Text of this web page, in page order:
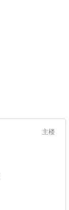
主楼